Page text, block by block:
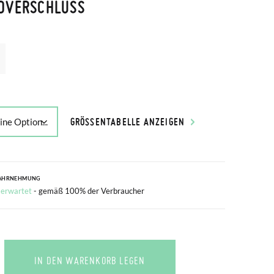
GRÖSSENTABELLE ANZEIGEN
erwartet - gemäß 100% der Verbraucher
IN DEN WARENKORB LEGEN